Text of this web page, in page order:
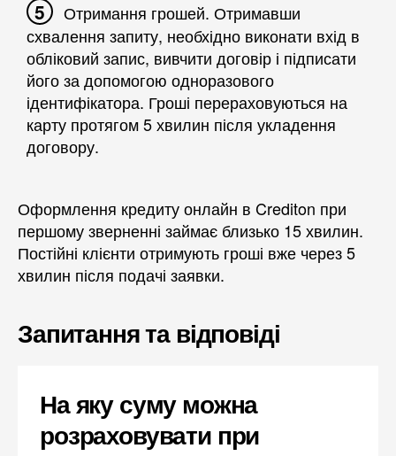
Отримання грошей. Отримавши
схвалення запиту, необхідно виконати вхід в
обліковий запис, вивчити договір і підписати
його за допомогою одноразового
ідентифікатора. Гроші перераховуються на
карту протягом 5 хвилин після укладення
договору.
Оформлення кредиту онлайн в Crediton при
першому зверненні займає близько 15 хвилин.
Постійні клієнти отримують гроші вже через 5
хвилин після подачі заявки.
Запитання та відповіді
На яку суму можна
розраховувати при